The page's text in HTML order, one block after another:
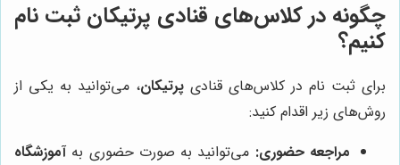
چگونه در کلاس‌های قنادی پرتیکان ثبت نام
کنیم؟
برای ثبت نام در کلاس‌های قنادی پرتیکان، می‌توانید به یکی از
روش‌های زیر اقدام کنید:
مراجعه حضوری: می‌توانید به صورت حضوری بهآموزشگاه